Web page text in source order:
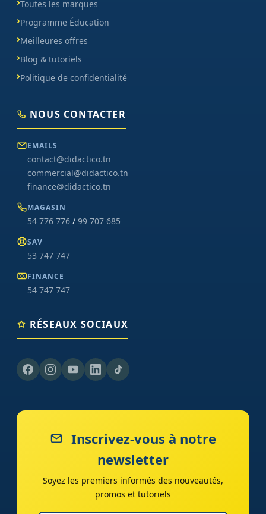
Toutes les marques
Programme Éducation
Meilleures offres
Blog & tutoriels
Politique de confidentialité
NOUS CONTACTER
EMAILS
contact@didactico.tn
commercial@didactico.tn
finance@didactico.tn
MAGASIN
54 776 776 / 99 707 685
SAV
53 747 747
FINANCE
54 747 747
RÉSEAUX SOCIAUX
Inscrivez-vous à notre
newsletter
Soyez les premiers informés des nouveautés,
promos et tutoriels